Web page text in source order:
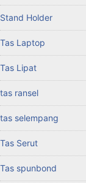
Stand Holder
Tas Laptop
Tas Lipat
tas ransel
tas selempang
Tas Serut
Tas spunbond